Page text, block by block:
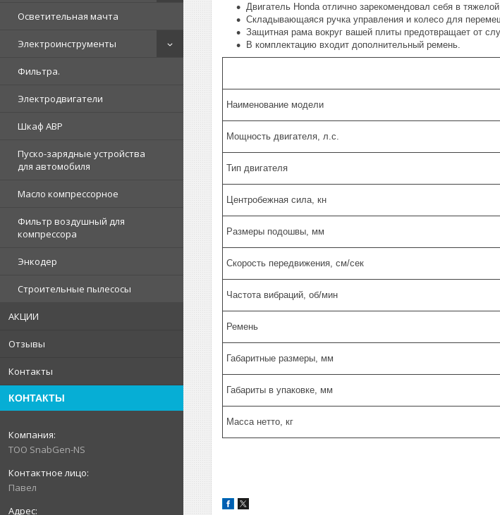
Осветительная мачта
Электроинструменты
Фильтра.
Электродвигатели
Шкаф АВР
Пуско-зарядные устройства
для автомобиля
Масло компрессорное
Фильтр воздушный для
компрессора
Энкодер
Строительные пылесосы
АКЦИИ
Отзывы
Контакты
КОНТАКТЫ
ТОО SnabGen-NS
Павел
Двигатель Honda отлично зарекомендовал себя в
Складывающаяся ручка управления и колесо для
Защитная рама вокруг вашей плиты предотвращает от
В комплектацию входит дополнительный ремень.
Наименование модели
Мощность двигателя, л.с.
Тип двигателя
Центробежная сила, кн
Размеры подошвы, мм
Скорость передвижения, см/сек
Частота вибраций, об/мин
Ремень
Габаритные размеры, мм
Габариты в упаковке, мм
Масса нетто, кг